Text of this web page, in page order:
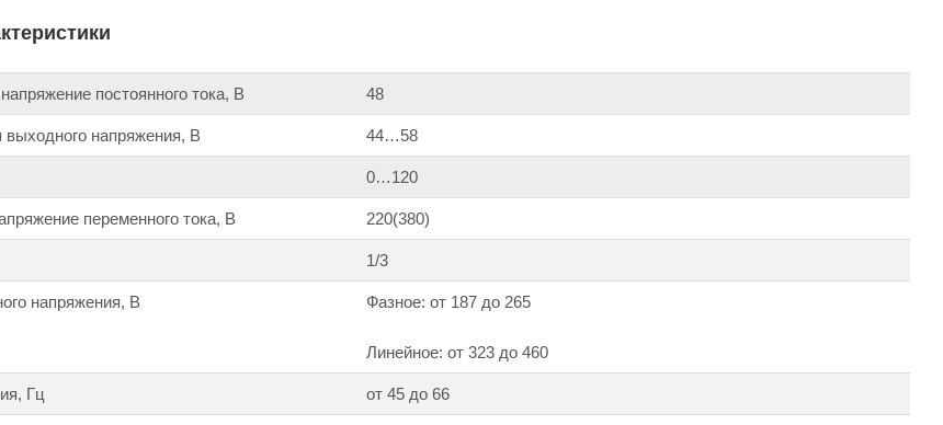
постоянного тока, В 48
выходного напряжения, В 44…58
0…120
переменного тока, В 220(380)
1/3
напряжения, В Фазное: от 187 до 265
Линейное: от 323 до 460
Гц от 45 до 66